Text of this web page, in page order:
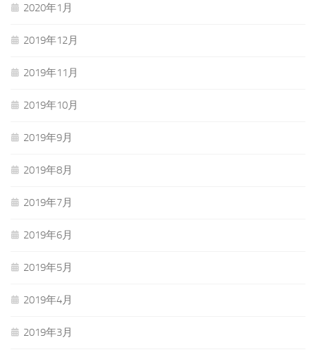
2020年1月
2019年12月
2019年11月
2019年10月
2019年9月
2019年8月
2019年7月
2019年6月
2019年5月
2019年4月
2019年3月